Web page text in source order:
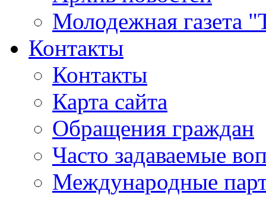
Молодежная газета
Контакты
Контакты
Карта сайта
Обращения граждан
Часто задаваемые
Международные